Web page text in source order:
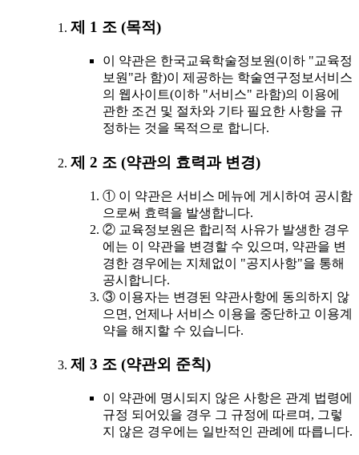
제 1 조 (목적)
이 약관은 한국교육학술정보원(이하 "교육정
보원"라 함)이 제공하는 학술연구정보서비스
의 웹사이트(이하 "서비스" 라함)의 이용에
관한 조건 및 절차와 기타 필요한 사항을 규
정하는 것을 목적으로 합니다.
제 2 조 (약관의 효력과 변경)
① 이 약관은 서비스 메뉴에 게시하여 공시함
으로써 효력을 발생합니다.
② 교육정보원은 합리적 사유가 발생한 경우
에는 이 약관을 변경할 수 있으며, 약관을 변
경한 경우에는 지체없이 "공지사항"을 통해
공시합니다.
③ 이용자는 변경된 약관사항에 동의하지 않
으면, 언제나 서비스 이용을 중단하고 이용계
약을 해지할 수 있습니다.
제 3 조 (약관외 준칙)
이 약관에 명시되지 않은 사항은 관계 법령에
규정 되어있을 경우 그 규정에 따르며, 그렇
지 않은 경우에는 일반적인 관례에 따릅니다.